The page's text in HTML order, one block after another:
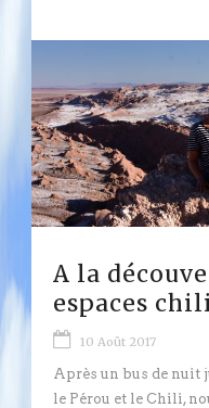
A la
espaces
10 Août 2017
Après un bus de nuit
le Pérou et le Chili,